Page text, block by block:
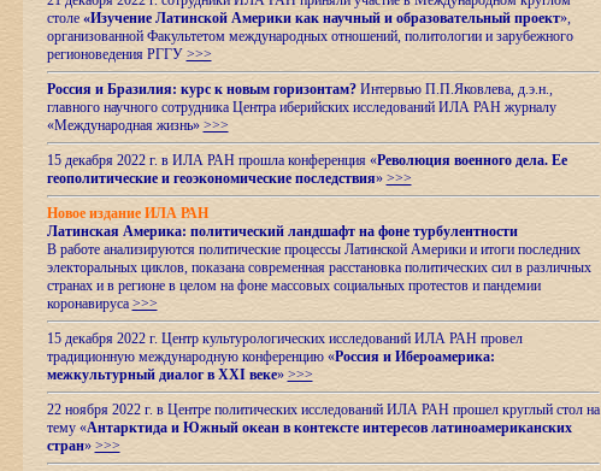
столе «Изучение Латинской Америки как научный и образовательный проект»,
организованной Факультетом международных отношений, политологии и зарубежного
регионоведения РГГУ >>>
Россия и Бразилия: курс к новым горизонтам?Интервью П.П.Яковлева, д.э.н.,
главного научного сотрудника Центра иберийских исследований ИЛА РАН журналу
«Международная жизнь» >>>
15 декабря 2022 г. в ИЛА РАН прошла конференция «Революция военного дела. Ее
геополитические и геоэкономические последствия» >>>
Новое издание ИЛА РАН
Латинская Америка: политический ландшафт на фоне турбулентности
В работе анализируются политические процессы Латинской Америки и итоги последних
электоральных циклов, показана современная расстановка политических сил в различных
странах и в регионе в целом на фоне массовых социальных протестов и пандемии
коронавируса >>>
15 декабря 2022 г. Центр культурологических исследований ИЛА РАН провел
традиционную международную конференцию «Россия и Ибероамерика:
межкультурный диалог в XXI веке» >>>
22 ноября 2022 г. в Центре политических исследований ИЛА РАН прошел круглый стол на
тему «Антарктида и Южный океан в контексте интересов латиноамериканских
стран» >>>